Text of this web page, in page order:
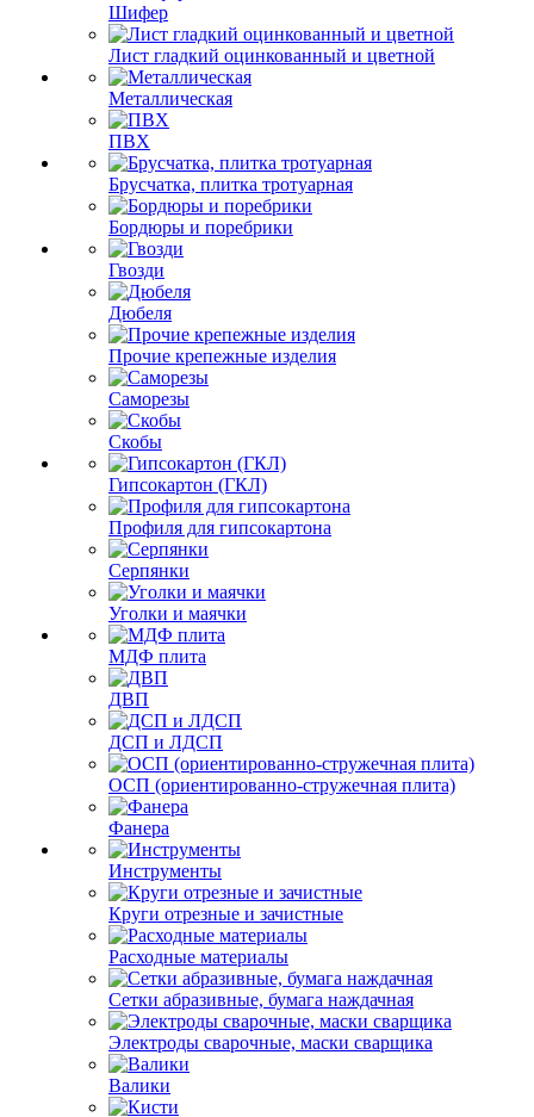
Шифер
Лист гладкий оцинкованный и цветной
Металлическая
ПВХ
Брусчатка, плитка тротуарная
Бордюры и поребрики
Гвозди
Дюбеля
Прочие крепежные изделия
Саморезы
Скобы
Гипсокартон (ГКЛ)
Профиля для гипсокартона
Серпянки
Уголки и маячки
МДФ плита
ДВП
ДСП и ЛДСП
ОСП (ориентированно-стружечная плита)
Фанера
Инструменты
Круги отрезные и зачистные
Расходные материалы
Сетки абразивные, бумага наждачная
Электроды сварочные, маски сварщика
Валики